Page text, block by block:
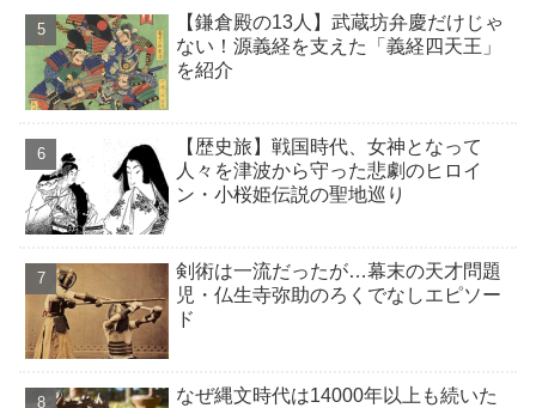
【鎌倉殿の13人】武蔵坊弁慶だけじゃ
ない！源義経を支えた「義経四天王」
を紹介
【歴史旅】戦国時代、女神となって
人々を津波から守った悲劇のヒロイ
ン・小桜姫伝説の聖地巡り
剣術は一流だったが…幕末の天才問題
児・仏生寺弥助のろくでなしエピソー
ド
なぜ縄文時代は14000年以上も続いた